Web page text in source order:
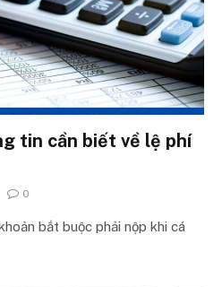
tin cần biết về lệ phí
0
bắt buộc phải nộp khi cá